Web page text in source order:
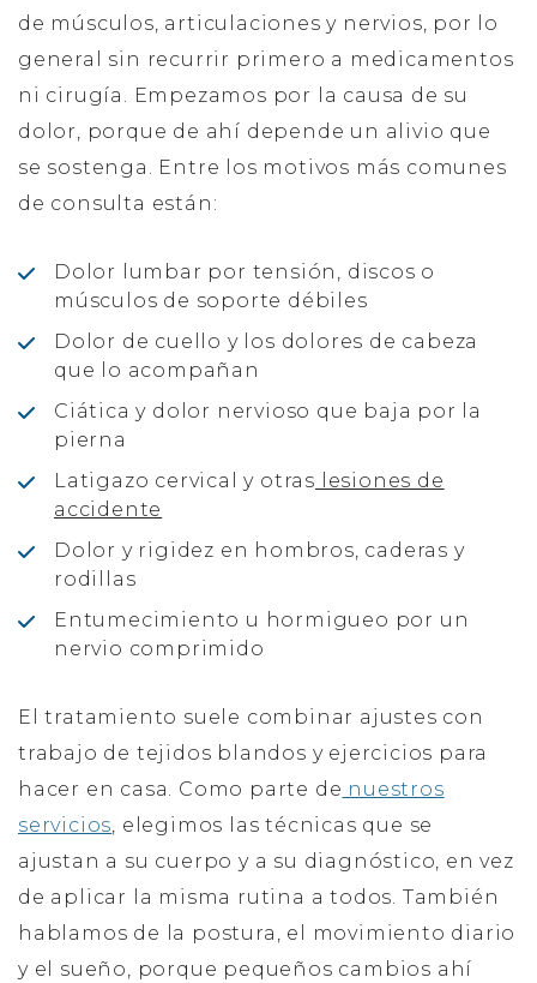
de músculos, articulaciones y nervios, por lo
general sin recurrir primero a medicamentos
ni cirugía. Empezamos por la causa de su
dolor, porque de ahí depende un alivio que
se sostenga. Entre los motivos más comunes
de consulta están:
Dolor lumbar por tensión, discos o
músculos de soporte débiles
Dolor de cuello y los dolores de cabeza
que lo acompañan
Ciática y dolor nervioso que baja por la
pierna
Latigazo cervical y otras lesiones de
accidente
Dolor y rigidez en hombros, caderas y
rodillas
Entumecimiento u hormigueo por un
nervio comprimido
El tratamiento suele combinar ajustes con
trabajo de tejidos blandos y ejercicios para
hacer en casa. Como parte de nuestros
servicios, elegimos las técnicas que se
ajustan a su cuerpo y a su diagnóstico, en vez
de aplicar la misma rutina a todos. También
hablamos de la postura, el movimiento diario
y el sueño, porque pequeños cambios ahí